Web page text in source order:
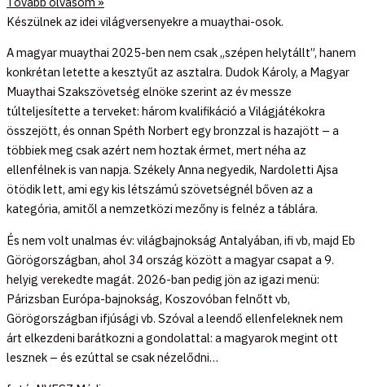
Készülnek az idei világversenyekre a muaythai-osok.
A magyar muaythai 2025-ben nem csak „szépen helytállt”, hanem
konkrétan letette a kesztyűt az asztalra. Dudok Károly, a Magyar
Muaythai Szakszövetség elnöke szerint az év messze
túlteljesítette a terveket: három kvalifikáció a Világjátékokra
összejött, és onnan Spéth Norbert egy bronzzal is hazajött – a
többiek meg csak azért nem hoztak érmet, mert néha az
ellenfélnek is van napja. Székely Anna negyedik, Nardoletti Ajsa
ötödik lett, ami egy kis létszámú szövetségnél bőven az a
kategória, amitől a nemzetközi mezőny is felnéz a táblára.
És nem volt unalmas év: világbajnokság Antalyában, ifi vb, majd Eb
Görögországban, ahol 34 ország között a magyar csapat a 9.
helyig verekedte magát. 2026-ban pedig jön az igazi menü:
Párizsban Európa-bajnokság, Koszovóban felnőtt vb,
Görögországban ifjúsági vb. Szóval a leendő ellenfeleknek nem
árt elkezdeni barátkozni a gondolattal: a magyarok megint ott
lesznek – és ezúttal se csak nézelődni…